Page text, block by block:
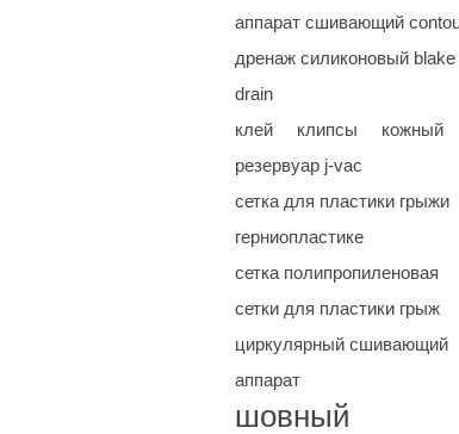
аппарат сшивающий
дренаж силиконовый blake
drain
клей
клипсы
кожный
резервуар j-vac
сетка для пластики грыжи
герниопластике
сетка полипропиленовая
сетки для пластики грыж
циркулярный сшивающий
аппарат
шовный